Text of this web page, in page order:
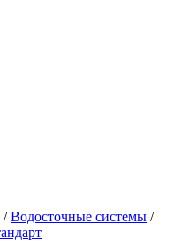
/ Водосточные системы /